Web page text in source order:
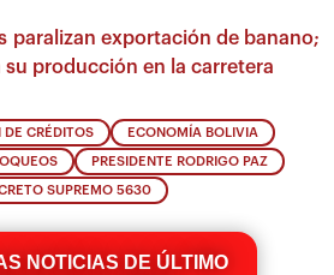
paralizan exportación de banano;
producción en la carretera
DE CRÉDITOS ECONOMÍA BOLIVIA
PRESIDENTE RODRIGO PAZ
SUPREMO 5630
NOTICIAS DE ÚLTIMO